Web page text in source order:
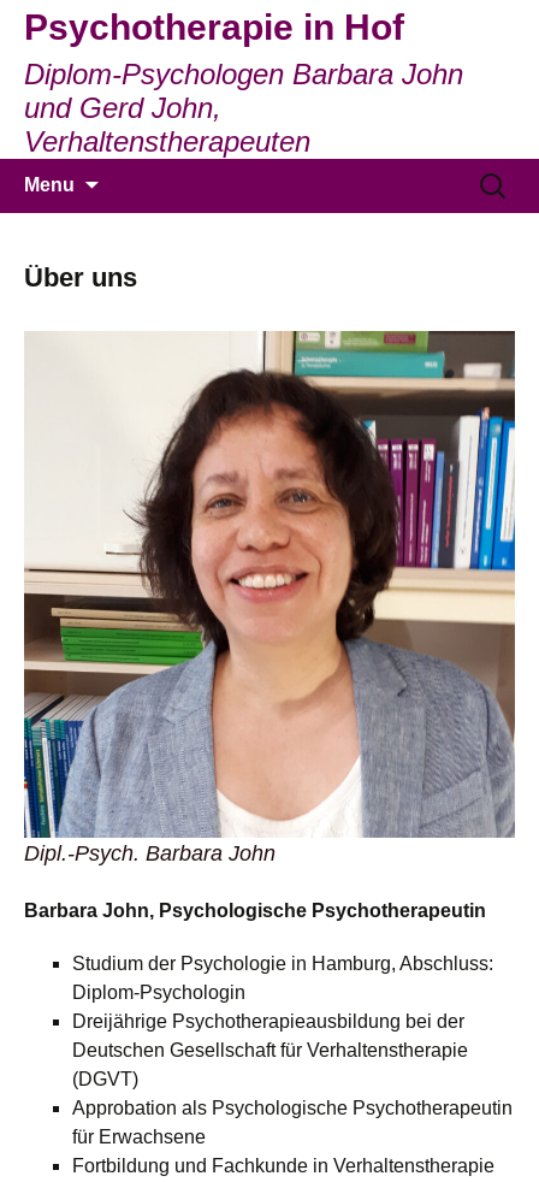
Psychotherapie in Hof
Diplom-Psychologen Barbara John
und Gerd John,
Verhaltenstherapeuten
Menu
Suchen
nach:
Über uns
Dipl.-Psych. Barbara John
Barbara John, Psychologische Psychotherapeutin
Studium der Psychologie in Hamburg, Abschluss:
Diplom-Psychologin
Dreijährige Psychotherapieausbildung bei der
Deutschen Gesellschaft für Verhaltenstherapie
(DGVT)
Approbation als Psychologische Psychotherapeutin
für Erwachsene
Fortbildung und Fachkunde in Verhaltenstherapie